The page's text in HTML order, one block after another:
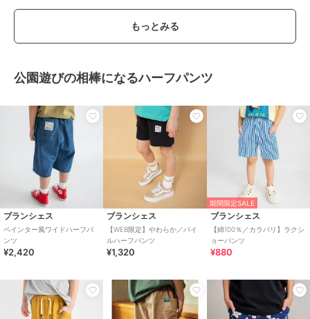
もっとみる
公園遊びの相棒になるハーフパンツ
ブランシェス
ペインター風ワイドハーフパ
ンツ
¥2,420
ブランシェス
【WEB限定】やわらか／パイ
ルハーフパンツ
¥1,320
期間限定SALE
ブランシェス
【綿100％／カラバリ】ラクシ
ョーパンツ
¥880